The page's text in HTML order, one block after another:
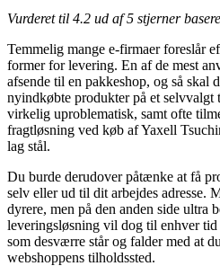
Vurderet til 4.2 ud af 5 stjerner
Temmelig mange e-firmaer foreslår
former for levering. En af de mest
afsende til en pakkeshop, og så skal
nyindkøbte produkter på et selvvalgt
virkelig uproblematisk, samt ofte
fragtløsning ved køb af Yaxell
lag stål.
Du burde derudover påtænke at få
selv eller ud til dit arbejdes adresse.
dyrere, men på den anden side ultra
leveringsløsning vil dog til enhver
som desværre står og falder med at
webshoppens tilholdssted.